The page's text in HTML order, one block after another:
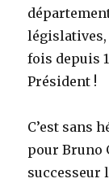
fois depuis
Président !
C’est sans
pour Bruno
successeur